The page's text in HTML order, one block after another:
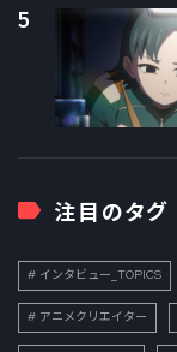
5
注目のタグ
インタビュー_TOPICS
アニメクリエイター